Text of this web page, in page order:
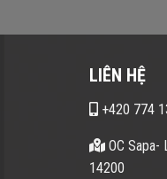
LIÊN HỆ
+420 774
OC Sapa-
14200